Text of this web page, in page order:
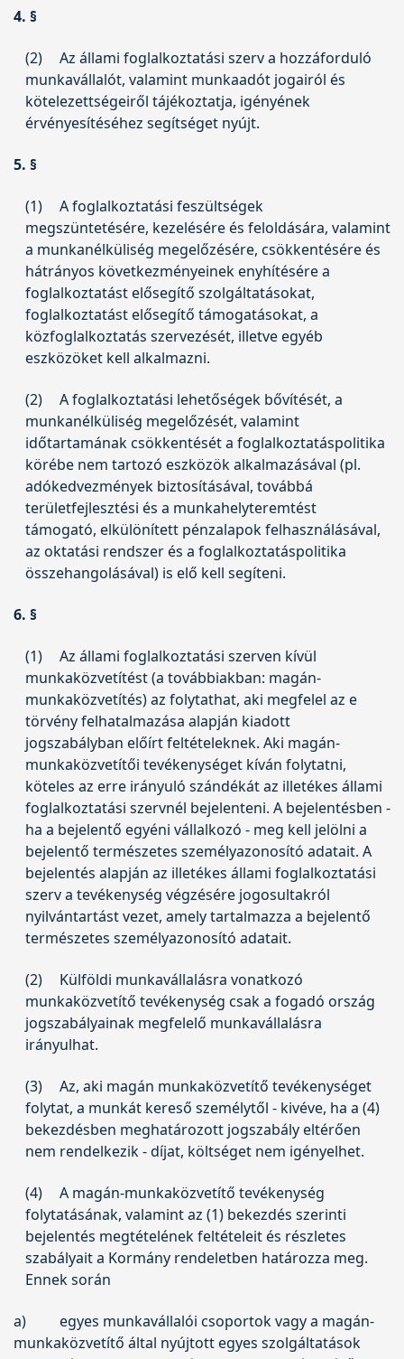
4. §
(2)
Az állami foglalkoztatási szerv a hozzáforduló
munkavállalót, valamint munkaadót jogairól és
kötelezettségeiről tájékoztatja, igényének
érvényesítéséhez segítséget nyújt.
5. §
(1)
A foglalkoztatási feszültségek
megszüntetésére, kezelésére és feloldására, valamint
a munkanélküliség megelőzésére, csökkentésére és
hátrányos következményeinek enyhítésére a
foglalkoztatást elősegítő szolgáltatásokat,
foglalkoztatást elősegítő támogatásokat, a
közfoglalkoztatás szervezését, illetve egyéb
eszközöket kell alkalmazni.
(2)
A foglalkoztatási lehetőségek bővítését, a
munkanélküliség megelőzését, valamint
időtartamának csökkentését a foglalkoztatáspolitika
körébe nem tartozó eszközök alkalmazásával (pl.
adókedvezmények biztosításával, továbbá
területfejlesztési és a munkahelyteremtést
támogató, elkülönített pénzalapok felhasználásával,
az oktatási rendszer és a foglalkoztatáspolitika
összehangolásával) is elő kell segíteni.
6. §
(1)
Az állami foglalkoztatási szerven kívül
munkaközvetítést (a továbbiakban: magán-
munkaközvetítés) az folytathat, aki megfelel az e
törvény felhatalmazása alapján kiadott
jogszabályban előírt feltételeknek. Aki magán-
munkaközvetítői tevékenységet kíván folytatni,
köteles az erre irányuló szándékát az illetékes állami
foglalkoztatási szervnél bejelenteni. A bejelentésben -
ha a bejelentő egyéni vállalkozó - meg kell jelölni a
bejelentő természetes személyazonosító adatait. A
bejelentés alapján az illetékes állami foglalkoztatási
szerv a tevékenység végzésére jogosultakról
nyilvántartást vezet, amely tartalmazza a bejelentő
természetes személyazonosító adatait.
(2)
Külföldi munkavállalásra vonatkozó
munkaközvetítő tevékenység csak a fogadó ország
jogszabályainak megfelelő munkavállalásra
irányulhat.
(3)
Az, aki magán munkaközvetítő tevékenységet
folytat, a munkát kereső személytől - kivéve, ha a (4)
bekezdésben meghatározott jogszabály eltérően
nem rendelkezik - díjat, költséget nem igényelhet.
(4)
A magán-munkaközvetítő tevékenység
folytatásának, valamint az (1) bekezdés szerinti
bejelentés megtételének feltételeit és részletes
szabályait a Kormány rendeletben határozza meg.
Ennek során
a)
egyes munkavállalói csoportok vagy a magán-
munkaközvetítő által nyújtott egyes szolgáltatások